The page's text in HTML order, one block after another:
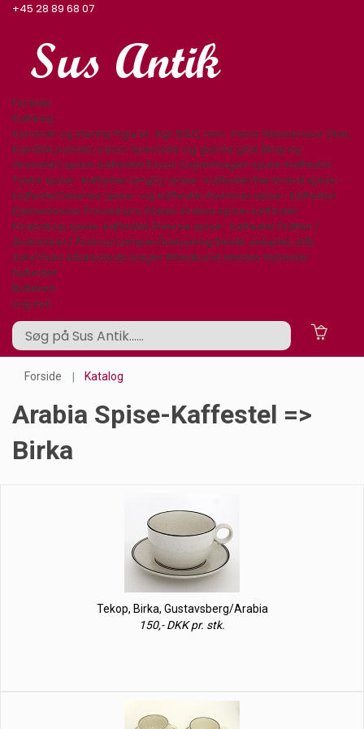
+45 28 89 68 07
Forside
Katalog
Keramik og stentøj Figurer. Kgl. B&G, mm. Varia Glasservice Glas,
Karafler,kander,vaser Specielle og gamle glas Bing og
Grøndahl spise-kaffestel Royal Copenhagen spise-kaffestel
Tyske spise- kaffestel Lyngby spise- kaffestel Rørstrand spise-
kaffestel Desiree spise- og kaffestel Aluminia spise- kaffestel
Kjøbenhavns Porcellains Maleri Arabia spise-kaffestel
Knabstrup spise-kaffestel Diverse spise- kaffestel Platter /
årsklokker/ Årskrus Lamper/belysning Bestik sølvplet, stål
Sølv/Guld Afbilledede bøger Billedkunst Møbler Nyheder
Nyheder
Butikken
Log ind
Forside Katalog
Arabia Spise-Kaffestel =>
Birka
Tekop, Birka, Gustavsberg/Arabia
150,- DKK pr. stk.